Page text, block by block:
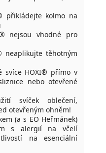
přikládejte kolmo na
nejsou vhodné pro
neaplikujte těhotným
svíce HOXI® přímo v
nebo otevřené
svíček oblečení,
otevřeným ohněm!
(a s EO Heřmánek)
s alergií na včelí
na esenciální